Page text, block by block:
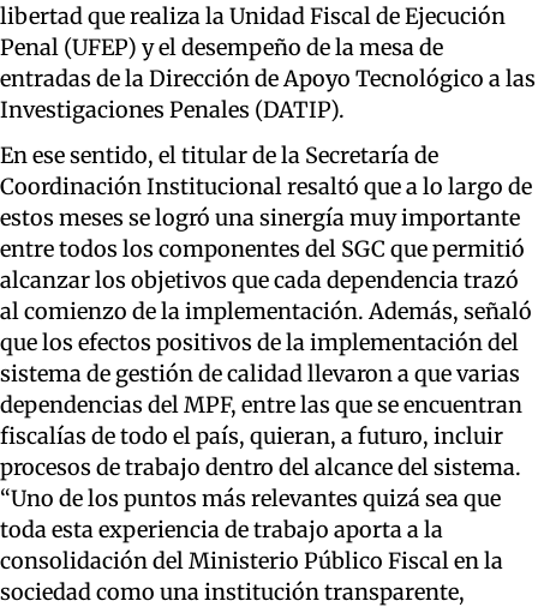
libertad que realiza la Unidad Fiscal de Ejecución
Penal (UFEP) y el desempeño de la mesa de
entradas de la Dirección de Apoyo Tecnológico a las
Investigaciones Penales (DATIP).
En ese sentido, el titular de la Secretaría de
Coordinación Institucional resaltó que a lo largo de
estos meses se logró una sinergía muy importante
entre todos los componentes del SGC que permitió
alcanzar los objetivos que cada dependencia trazó
al comienzo de la implementación. Además, señaló
que los efectos positivos de la implementación del
sistema de gestión de calidad llevaron a que varias
dependencias del MPF, entre las que se encuentran
fiscalías de todo el país, quieran, a futuro, incluir
procesos de trabajo dentro del alcance del sistema.
“Uno de los puntos más relevantes quizá sea que
toda esta experiencia de trabajo aporta a la
consolidación del Ministerio Público Fiscal en la
sociedad como una institución transparente,